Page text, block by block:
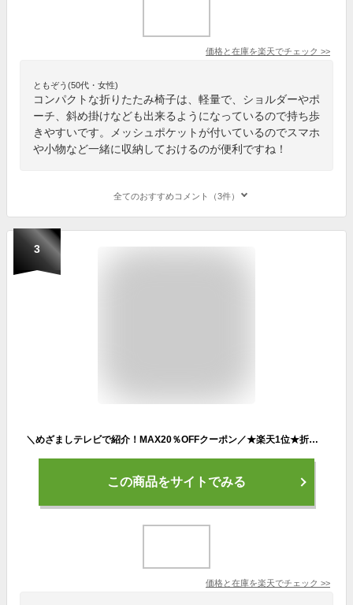
価格と在庫を楽天でチェック >>
ともぞう(50代・女性)
コンパクトな折りたたみ椅子は、軽量で、ショルダーやポ
ーチ、斜め掛けなども出来るようになっているので持ち歩
きやすいです。メッシュポケットが付いているのでスマホ
や小物など一緒に収納しておけるのが便利ですね！
全てのおすすめコメント（3件）
3
＼めざましテレビで紹介！MAX20％OFFクーポン／★楽天1位★折りたたみ椅子 アウトドアチェア キャンプ 椅子 イス コンパクト 折りたたみチェア 軽量 軽い 折り畳み アルミ ポケットチェア おしゃれ 携帯椅子 持ち運び 子供 超軽量 運動会
この商品をサイトでみる
価格と在庫を楽天でチェック >>